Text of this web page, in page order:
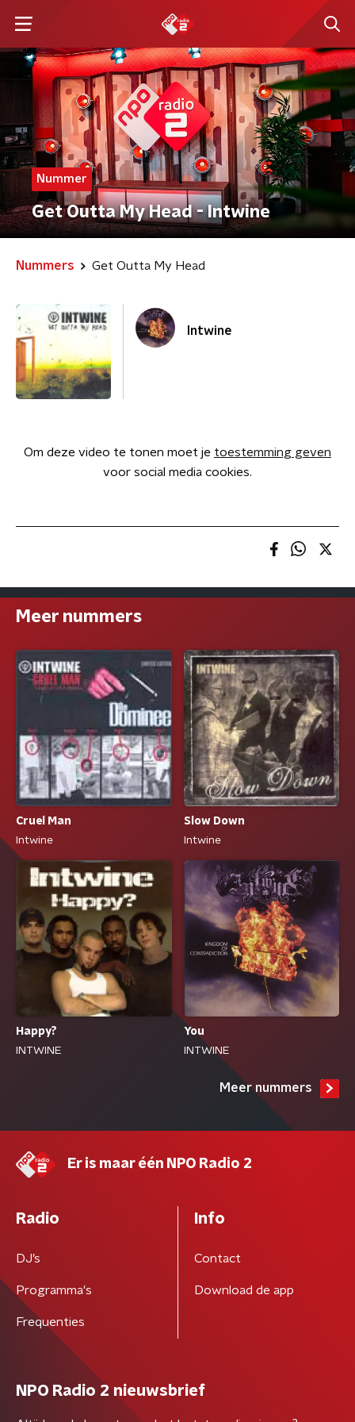
Nummer
Get Outta My Head - Intwine
Nummers Get Outta My Head
Intwine
Om deze video te tonen moet je toestemming geven
voor social media cookies.
Meer nummers
Cruel Man
Intwine
Slow Down
Intwine
Happy?
INTWINE
You
INTWINE
Meer nummers
Er is maar één NPO Radio 2
Radio
DJ’s
Programma's
Frequenties
Info
Contact
Download de app
NPO Radio 2 nieuwsbrief